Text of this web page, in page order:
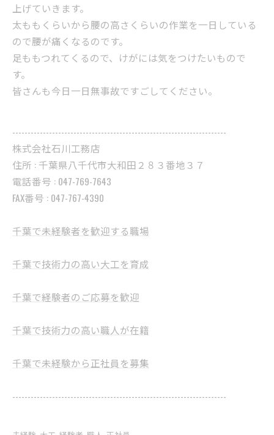
上げていきます。
太ももくらいから腰の高さくらいの作業を一日している
ので腰が痛くなるのです。
足ももつれてくるので、けがには気をつけたいもので
す。
皆さんも今日一日無事故ですごしてください。
----------------------------------------------------------------------
株式会社石川工務店
住所 : 千葉県八千代市大和田２８３番地３７
電話番号 : 047-769-7643
FAX番号 : 047-767-4390
千葉で未経験者を歓迎する職場
千葉で技術力の高い大工を育成
千葉で経験者のご応募を歓迎
千葉で技術力の高い職人が在籍
千葉で未経験から正社員を募集
----------------------------------------------------------------------